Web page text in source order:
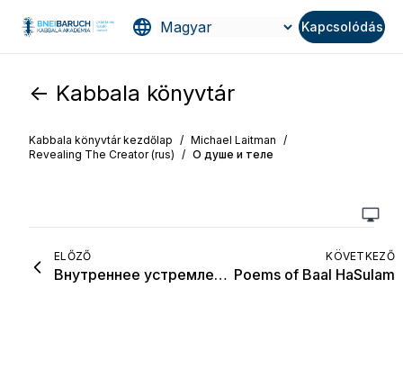
Kapcsolódás
<- Kabbala könyvtár
Kabbala könyvtár kezdőlap / Michael Laitman /
Revealing The Creator (rus) / О душе и теле
ELŐZŐ
Внутреннее устремление в изучении каббалы
KÖVETKEZŐ
Poems of Baal HaSulam